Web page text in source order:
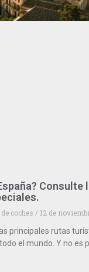
Consulte
coches
12 de
principales rutas
el mundo. Y no es